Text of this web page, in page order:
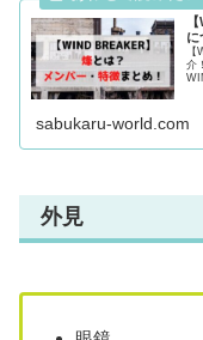
に
介
sabukaru-world.com
外見